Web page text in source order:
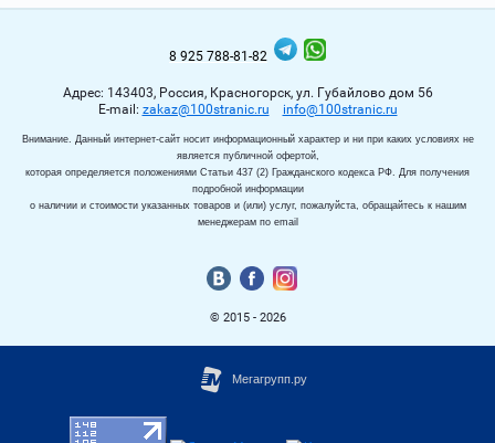
8 925 788-81-82
Адрес: 143403, Россия, Красногорск, ул. Губайлово дом 56
Е-mail: zakaz@100stranic.ru info@100stranic.ru
Внимание. Данный интернет-сайт носит информационный характер и ни при каких условиях не
является публичной офертой,
которая определяется положениями Статьи 437 (2) Гражданского кодекса РФ. Для получения
подробной информации
о наличии и стоимости указанных товаров и (или) услуг, пожалуйста, обращайтесь к нашим
менеджерам по email
© 2015 - 2026